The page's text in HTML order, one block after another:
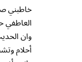
خاطبني
العاطفي
وان
أحلام